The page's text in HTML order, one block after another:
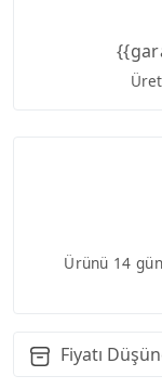
Ürünü 14
Fiyatı